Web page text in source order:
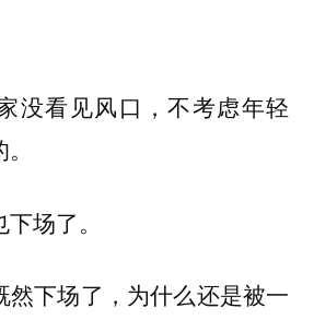
没看见风口，不考虑年轻
场了。
然下场了，为什么还是被一